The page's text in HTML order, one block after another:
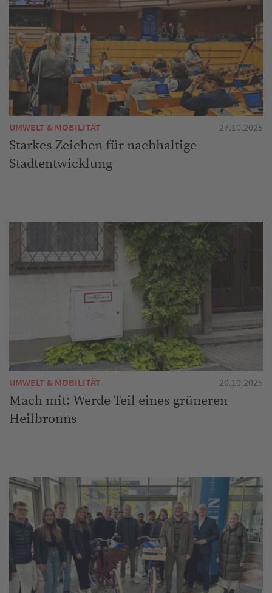
UMWELT & MOBILITÄT 27.10.2025
Starkes Zeichen für nachhaltige
Stadtentwicklung
UMWELT & MOBILITÄT 20.10.2025
Mach mit: Werde Teil eines grüneren
Heilbronns